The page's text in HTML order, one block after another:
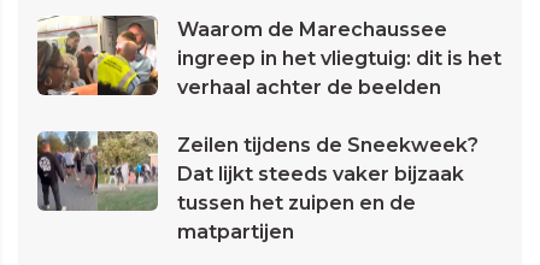
Waarom de Marechaussee
ingreep in het vliegtuig: dit is het
verhaal achter de beelden
Zeilen tijdens de Sneekweek?
Dat lijkt steeds vaker bijzaak
tussen het zuipen en de
matpartijen